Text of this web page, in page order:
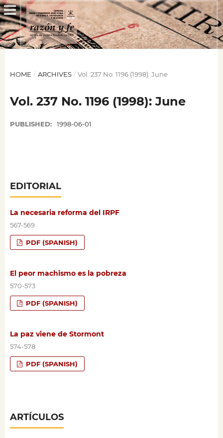
HOME / ARCHIVES / Vol. 237 No. 1196 (1998): June
Vol. 237 No. 1196 (1998): June
PUBLISHED: 1998-06-01
EDITORIAL
La necesaria reforma del IRPF
567-569
PDF (SPANISH)
El peor machismo es la pobreza
570-573
PDF (SPANISH)
La paz viene de Stormont
574-578
PDF (SPANISH)
ARTÍCULOS